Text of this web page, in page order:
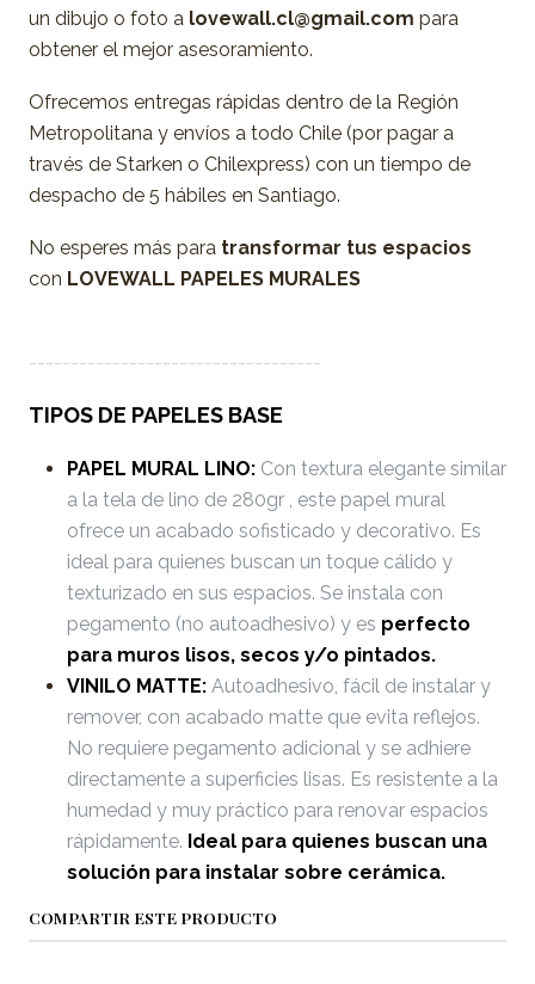
un dibujo o foto a lovewall.cl@gmail.com para
obtener el mejor asesoramiento.
Ofrecemos entregas rápidas dentro de la Región
Metropolitana y envíos a todo Chile (por pagar a
través de Starken o Chilexpress) con un tiempo de
despacho de 5 hábiles en Santiago.
No esperes más para transformar tus espacios
con LOVEWALL PAPELES MURALES
-----------------------------------
TIPOS DE PAPELES BASE
PAPEL MURAL LINO: Con textura elegante similar
a la tela de lino de 280gr , este papel mural
ofrece un acabado sofisticado y decorativo. Es
ideal para quienes buscan un toque cálido y
texturizado en sus espacios. Se instala con
pegamento (no autoadhesivo) y es perfecto
para muros lisos, secos y/o pintados.
VINILO MATTE: Autoadhesivo, fácil de instalar y
remover, con acabado matte que evita reflejos.
No requiere pegamento adicional y se adhiere
directamente a superficies lisas. Es resistente a la
humedad y muy práctico para renovar espacios
rápidamente. Ideal para quienes buscan una
solución para instalar sobre cerámica.
COMPARTIR ESTE PRODUCTO